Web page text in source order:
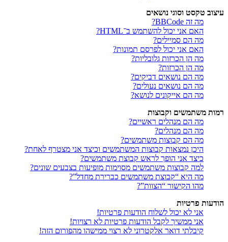
עיצוב טקסט וסוגי נושאים
מה זה BBCode?
האם אני יכול להשתמש ב־HTML?
מה הם סמיילים?
האם אני יכול לפרסם תמונות?
מה הן הכרזות גלובליות?
מה הן הכרזות?
מה הם נושאים דביקים?
מה הם נושאים נעולים?
מה הם אייקונים לנושא?
רמות משתמשים וקבוצות
מה הם מנהלים ראשיים?
מה הם מנהלים?
מה הם קבוצות משתמשים?
היכן נמצאות קבוצות המשתמשים וכיצד אני מצטרף לאחת?
כיצד אני הופך לראש קבוצת משתמשים?
למה קבוצות משתמשים מסוימות מופיעות בצבעים שונים?
מה היא “קבוצת משתמשים כברירת מחדל”?
מהו הקישור “הצוות”?
הודעות פרטיות
אני לא יכול לשלוח הודעות פרטיות!
אני ממשיך לקבל הודעות פרטיות לא רצויות!
קיבלתי דואר אלקטרוני לא רצוי ממישהו מהפורום הזה!